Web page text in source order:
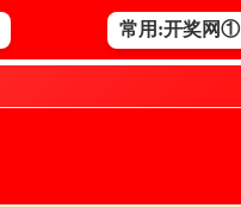
常用:开奖网①